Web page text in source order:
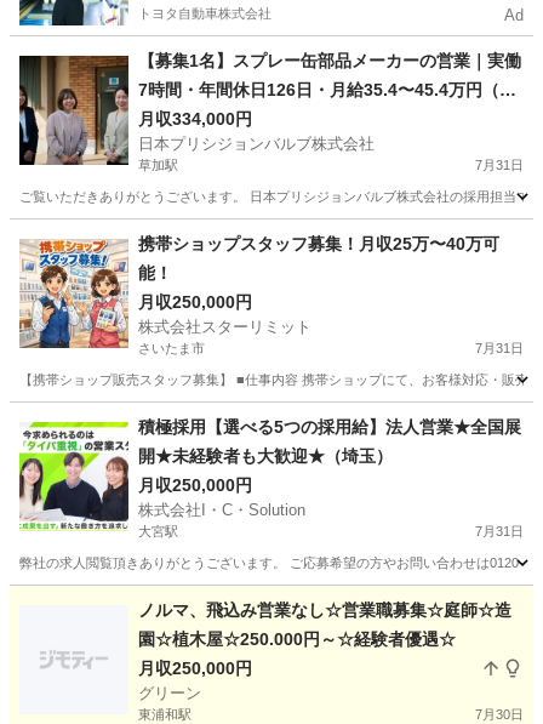
トヨタ自動車株式会社 Ad
【募集1名】スプレー缶部品メーカーの営業｜実働
7時間・年間休日126日・月給35.4〜45.4万円（川
口市）
月収334,000円
日本プリシジョンバルブ株式会社
草加駅 7月31日
ご覧いただきありがとうございます。 日本プリシジョンバルブ株式会社の採用担当
草加駅 カスタマーサポート
携帯ショップスタッフ募集！月収25万〜40万可
能！
月収250,000円
株式会社スターリミット
さいたま市 7月31日
【携帯ショップ販売スタッフ募集】 ■仕事内容 携帯ショップにて、お客様対応・販
さいたま市 代理店営業
積極採用【選べる5つの採用給】法人営業★全国展
開★未経験者も大歓迎★（埼玉）
月収250,000円
株式会社I・C・Solution
大宮駅 7月31日
弊社の求人閲覧頂きありがとうございます。 ご応募希望の方やお問い合わせは0120-
さいたま市 大宮駅 代理店営業
ノルマ、飛込み営業なし☆営業職募集☆庭師☆造
園☆植木屋☆250.000円～☆経験者優遇☆
月収250,000円
グリーン
東浦和駅 7月30日